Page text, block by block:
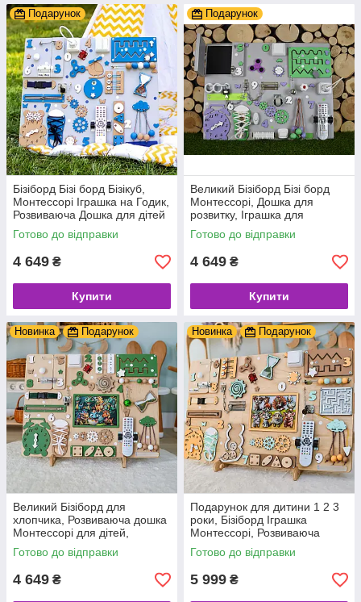
Подарунок
Бізіборд Бізі борд Бізікуб,
Монтессорі Іграшка на Годик,
Розвиваюча Дошка для дітей
1-3 роки з пультом
Готово до відправки
4 649 ₴
Купити
Подарунок
Великий Бізіборд Бізі борд
Монтессорі, Дошка для
розвитку, Іграшка для
моторики, Бізікуб для самих
маленьких дітей
Готово до відправки
4 649 ₴
Купити
Новинка Подарунок
Великий Бізіборд для
хлопчика, Розвиваюча дошка
Монтессорі для дітей,
Подарунок на хрестини, день
народження
Готово до відправки
4 649 ₴
Новинка Подарунок
Подарунок для дитини 1 2 3
роки, Бізіборд Іграшка
Монтессорі, Розвиваюча
Дошка, Бізікуб бізіборд
Busyboard ФЕРМА
Готово до відправки
5 999 ₴